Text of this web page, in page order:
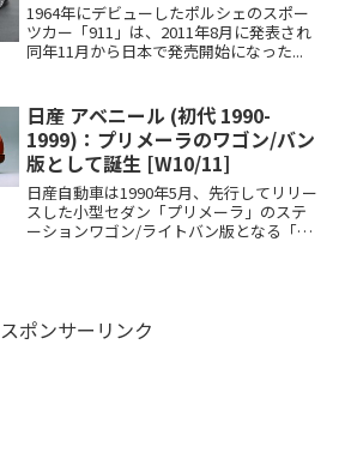
1964年にデビューしたポルシェのスポー
ツカー「911」は、2011年8月に発表され
同年11月から日本で発売開始になった...
日産 アベニール (初代 1990-
1999)：プリメーラのワゴン/バン
版として誕生 [W10/11]
日産自動車は1990年5月、先行してリリー
スした小型セダン「プリメーラ」のステ
ーションワゴン/ライトバン版となる「ア
スポンサーリンク